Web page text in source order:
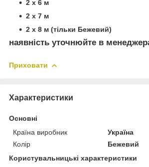
2 х 6 м
2 х 7 м
2 х 8 м (тільки Бежевий)
наявність уточнюйте в
Приховати
Характеристики
Основні
Країна виробник
Україна
Колір
Бежевий
Користувальницькі характеристики